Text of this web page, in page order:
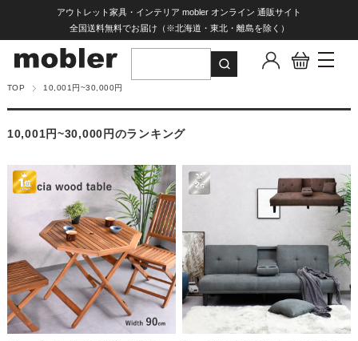
アウトレット家具・インテリア mobler オンライン 通販サイト
全国送料無料でお届け（※北海道・東北・離島を除く）
TOP 10,001円~30,000円
10,001円~30,000円のランキング